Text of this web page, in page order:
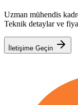
Uzman mühendis
Teknik detaylar ve
İletişime Geçin